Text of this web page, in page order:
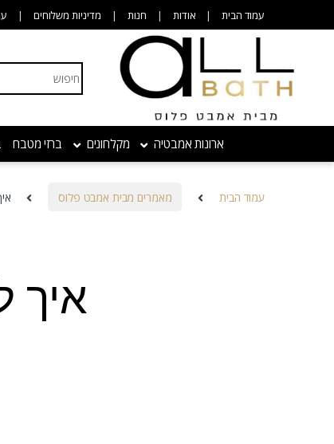
עמוד הבית אודות חנות מדיניות משלוחים
Search for:
ארונות אמבטיה מקלחונים ברזי מטבח
עמוד הבית מאמרים מבית אמבט פלוס
איך